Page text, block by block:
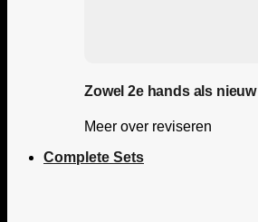
Zowel 2e hands als nieuw
Meer over reviseren
Complete Sets